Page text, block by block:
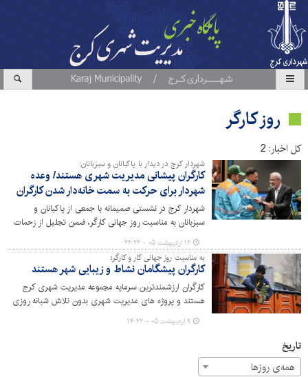
روز کارگر
کل اخبار: 2
شهردار کرج در دیدار با پاکبانان و سبزبانان:
کارگران پیشانی مدیریت شهری هستند/ وعده
شهردار برای حرکت به سمت خانه‌دار شدن کارگران
شهردار کرج در نشستی صمیمانه با جمعی از پاکبانان و
سبزبانان به مناسبت روز جهانی کارگر، ضمن تجلیل از زحمات
شبانه‌روزی آنان، بر اولویت بهبود وضعیت معیشتی و تلاش
برای تامین مسکن این قشر زحمتکش تاکید کرد.
۱۲ اردیبهشت ۰۵ - ۲۲:۲۲
به مناسبت روز جهانی کار و کارگر؛
کارگران پیشگامان نشاط و زیبایی شهر هستند
کارگران ارزشمندترین سرمایه مجموعه مدیریت شهری کرج
هستند و پروژه های مدیریت شهری بدون تلاش شبانه روزی
آنها به ثمر نمی‌نشیند. یازدهم اردیبهشت ماه و روز جهانی کار و
کارگر بهانه ای برای تجلیل از زحمات کارگران است.
۹ اردیبهشت ۰۵ - ۱۴:۲۲
تاریخ
همه‌ی روزها